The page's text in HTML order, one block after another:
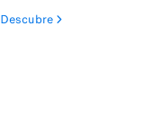
Descubre